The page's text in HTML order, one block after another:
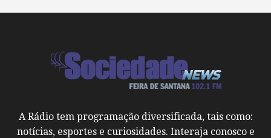
A Rádio tem programação diversificada, tais como:
notícias, esportes e curiosidades. Interaja conosco e